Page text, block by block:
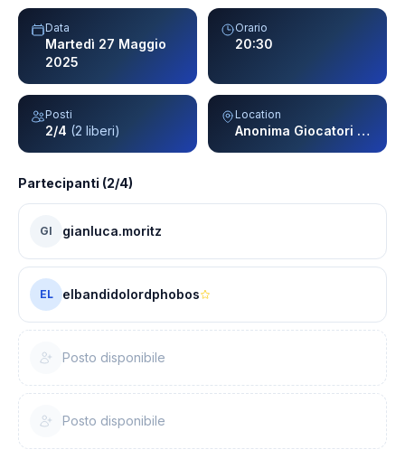
Data
Martedì 27 Maggio
2025
Orario
20:30
Posti
2/4 (2 liberi)
Location
Anonima Giocatori - Milano
Partecipanti (2/4)
GI gianluca.moritz
EL elbandidolordphobos
Posto disponibile
Posto disponibile